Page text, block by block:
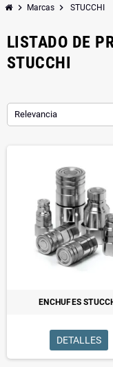
chevron_right Marcas chevron_right STUCCHI
LISTADO DE
STUCCHI
Relevancia
ENCHUFES
DETALLES